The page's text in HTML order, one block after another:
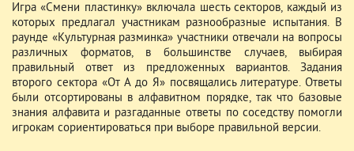
Игра «Смени пластинку» включала шесть секторов, каждый из
которых предлагал участникам разнообразные испытания. В
раунде «Культурная разминка» участники отвечали на вопросы
различных форматов, в большинстве случаев, выбирая
правильный ответ из предложенных вариантов. Задания
второго сектора «От А до Я» посвящались литературе. Ответы
были отсортированы в алфавитном порядке, так что базовые
знания алфавита и разгаданные ответы по соседству помогли
игрокам сориентироваться при выборе правильной версии.